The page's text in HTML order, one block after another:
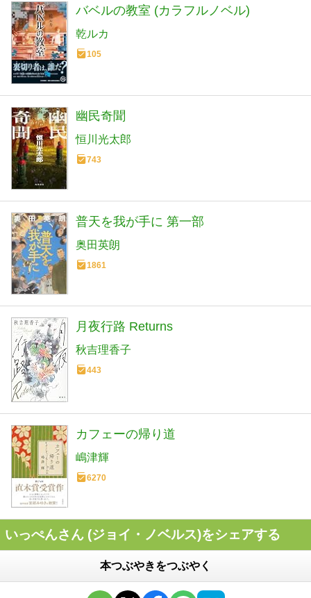
バベルの教室 (カラフルノベル)
乾ルカ
105
幽民奇聞
恒川光太郎
743
普天を我が手に 第一部
奥田英朗
1861
月夜行路 Returns
秋吉理香子
443
カフェーの帰り道
嶋津輝
6270
いっぺんさん (ジョイ・ノベルス)をシェアする
本つぶやきをつぶやく